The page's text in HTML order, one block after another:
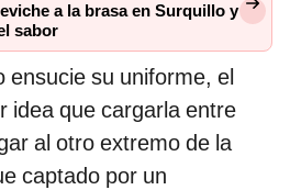
a la brasa en Surquillo y
sabor
ensucie su uniforme, el
idea que cargarla entre
al otro extremo de la
captado por un